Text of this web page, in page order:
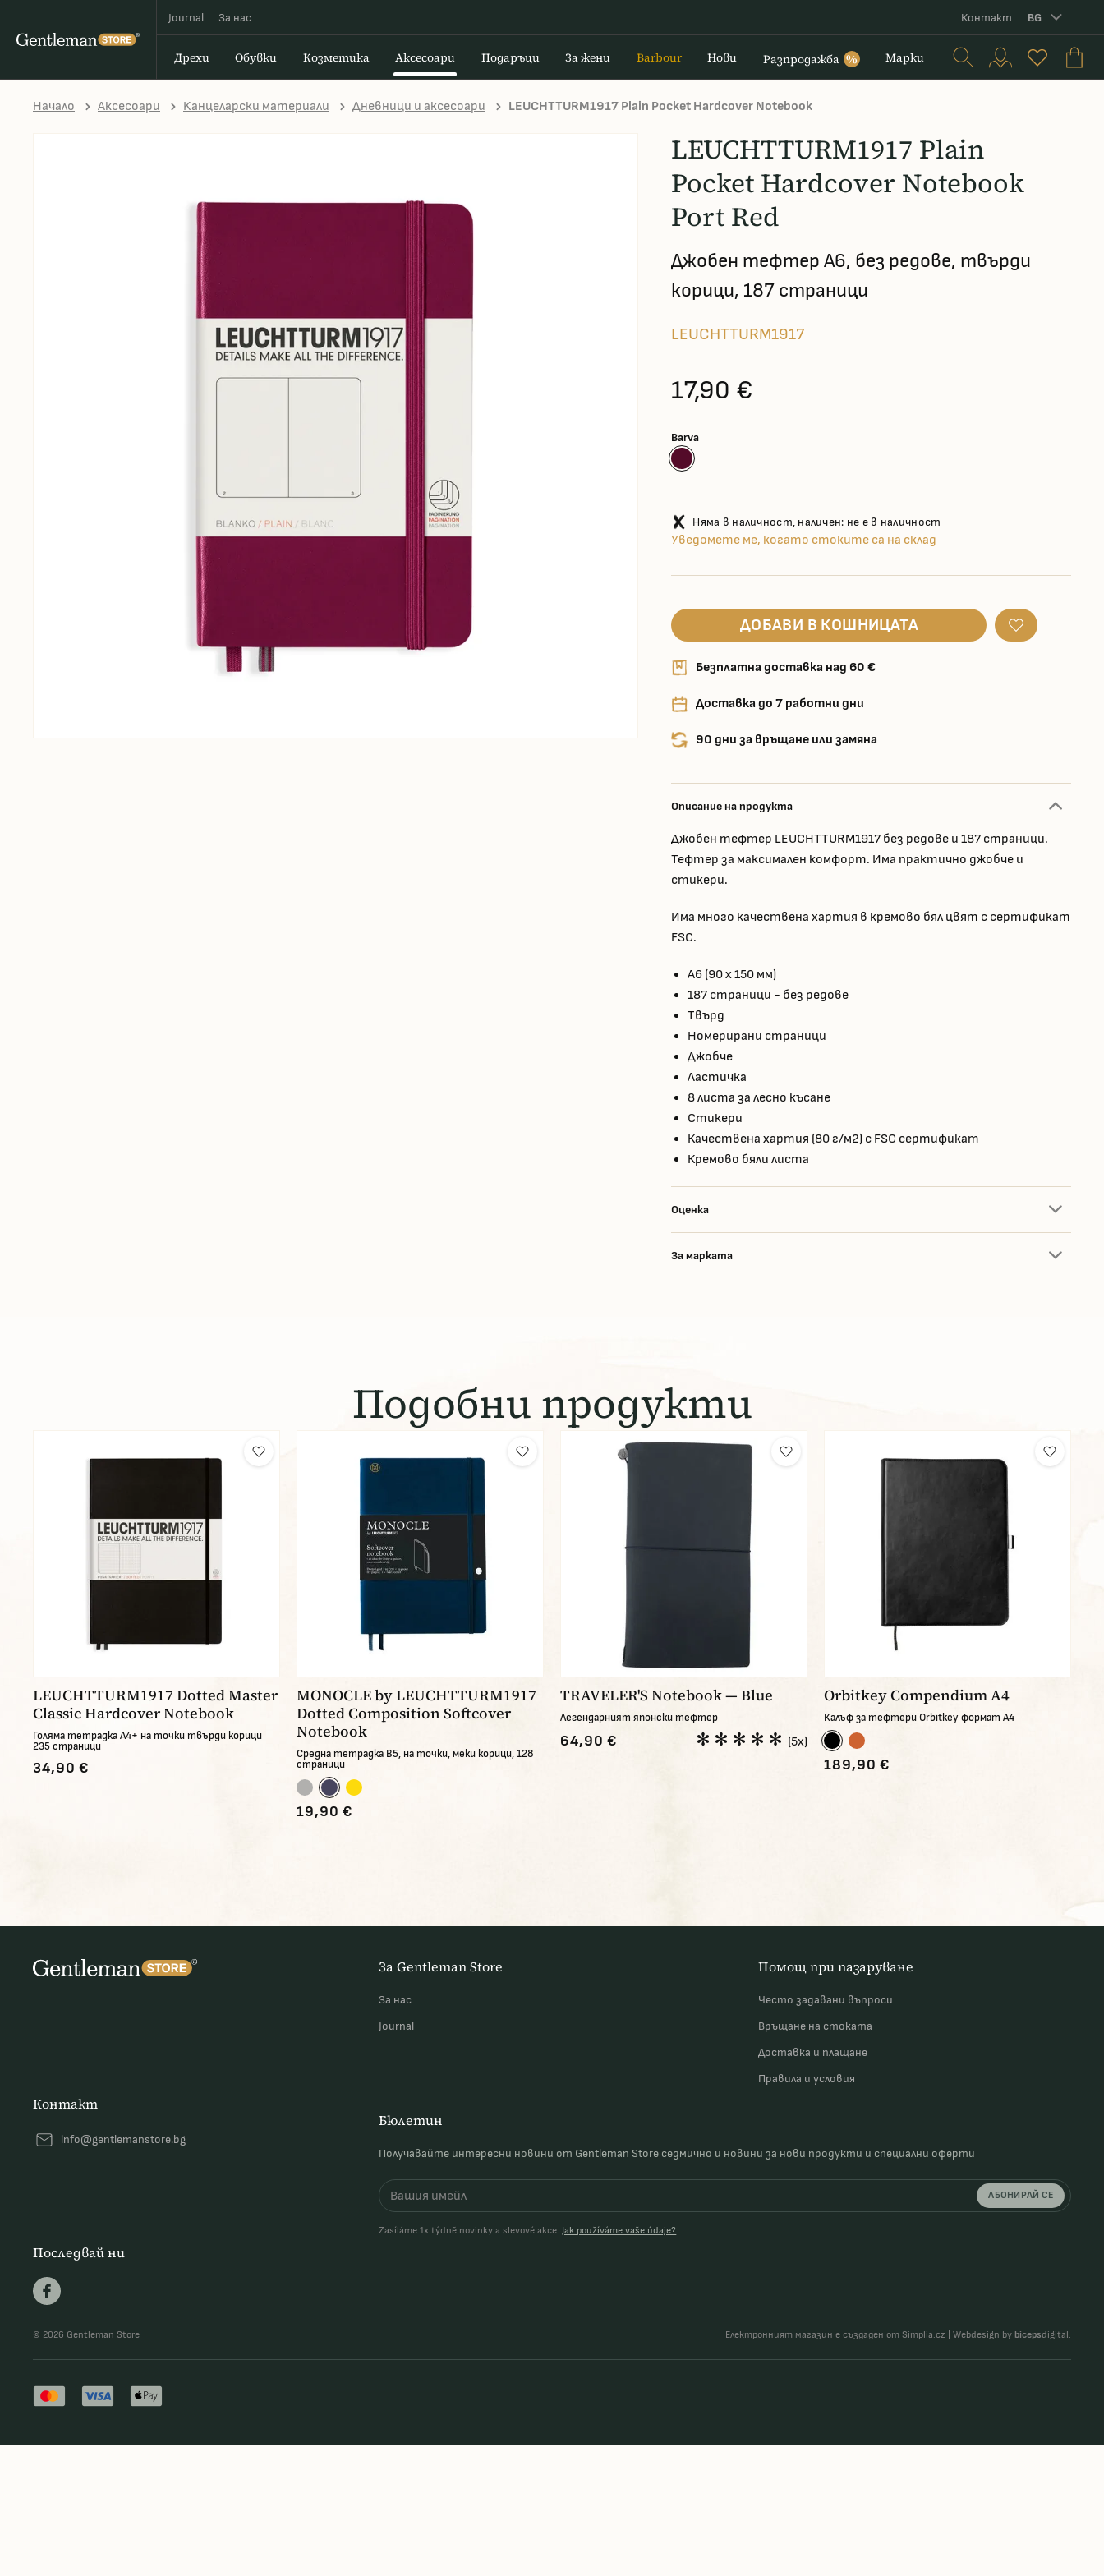
Journal За наc Контакт BG
Дрехи Обувки Козметика Аксесоари Подаръци За жени Barbour Нови Разпродажба % Марки
Начало Аксесоари Kанцеларски материали Дневници и аксесоари LEUCHTTURM1917 Plain Pocket Hardcover Notebook
LEUCHTTURM1917 Plain
Pocket Hardcover Notebook
Port Red
Джобен тефтер А6, без редове, твърди
корици, 187 страници
LEUCHTTURM1917
17,90 €
Barva
Няма в наличност, наличен: не е в наличност
Уведомете ме, когато стоките са на склад
ДОБАВИ В КОШНИЦАТА
Безплатна доставка над 60 €
Доставка до 7 работни дни
90 дни за връщане или замяна
Описание на продукта
Джобен тефтер LEUCHTTURM1917 без редове и 187 страници.
Тефтер за максимален комфорт. Има практично джобче и
стикери.
Има много качествена хартия в кремово бял цвят с сертификат
FSC.
A6 (90 x 150 мм)
187 страници - без редове
Твърд
Номерирани страници
Джобче
Ластичка
8 листа за лесно късане
Стикери
Качествена хартия (80 г/м2) с FSC сертификат
Кремово бяли листа
Оценка
За марката
Подобни продукти
LEUCHTTURM1917 Dotted Master
Classic Hardcover Notebook
Голяма тетрадка А4+ на точки твърди корици
235 страници
34,90 €
MONOCLE by LEUCHTTURM1917
Dotted Composition Softcover
Notebook
Средна тетрадка В5, на точки, меки корици, 128
страници
19,90 €
TRAVELER'S Notebook — Blue
Легендарният японски тефтер
64,90 € (5x)
Orbitkey Compendium A4
Калъф за тефтери Orbitkey формат A4
189,90 €
За Gentleman Store
За наc
Journal
Помощ при пазаруване
Често задавани въпроси
Връщане на стоката
Доставка и плащане
Правила и условия
Бюлетин
Получавайте интересни новини от Gentleman Store седмично и новини за нови продукти и специални оферти
АБОНИРАЙ СЕ
Zasíláme 1x týdně novinky a slevové akce.Jak používáme vaše údaje?
Контакт
info@gentlemanstore.bg
Последвай ни
© 2026 Gentleman Store Електронният магазин е създаден от Simplia.cz Webdesign by bicepsdigital.